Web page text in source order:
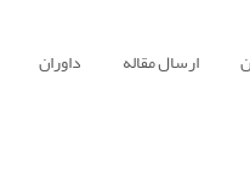
ارسال مقاله داوران